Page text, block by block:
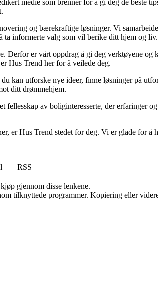
medie som brenner for å gi deg de beste
og bærekraftige løsninger. Vi
ta informerte valg som vil berike ditt hjem og liv.
er vårt oppdrag å gi deg verktøyene og
Hus Trend her for å veilede deg.
kan utforske nye ideer, finne løsninger på
ditt drømmehjem.
av boliginteresserte, der erfaringer
er Hus Trend stedet for deg. Vi er glade for
RSS
gjennom disse lenkene.
tilknyttede programmer. Kopiering eller